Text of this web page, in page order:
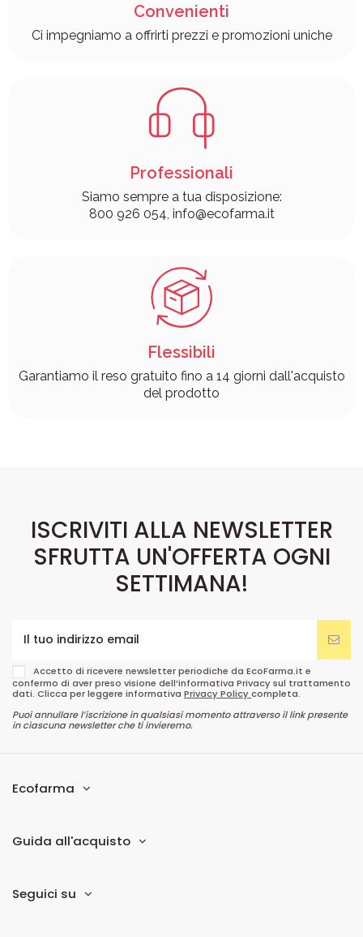
Convenienti
Ci impegniamo a offrirti prezzi e promozioni uniche
Professionali
Siamo sempre a tua disposizione:
800 926 054, info@ecofarma.it
Flessibili
Garantiamo il reso gratuito fino a 14 giorni dall'acquisto
del prodotto
ISCRIVITI ALLA NEWSLETTER
SFRUTTA UN'OFFERTA OGNI
SETTIMANA!
Accetto di ricevere newsletter periodiche da EcoFarma.it e
confermo di aver preso visione dell’informativa Privacy sul trattamento
dati. Clicca per leggere informativa Privacy Policycompleta.
Puoi annullare l’iscrizione in qualsiasi momento attraverso il link presente
in ciascuna newsletter che ti invieremo.
Ecofarma
Guida all'acquisto
Seguici su